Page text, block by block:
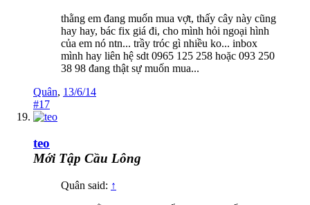
thằng em đang muốn mua vợt, thấy cây này cũng
hay hay, bác fix giá đi, cho mình hỏi ngoại hình
của em nó ntn... trầy tróc gì nhiều ko... inbox
mình hay liên hệ sdt 0965 125 258 hoặc 093 250
38 98 đang thật sự muốn mua...
Quân, 13/6/14
#17
teo
Mới Tập Cầu Lông
Quân said: ↑